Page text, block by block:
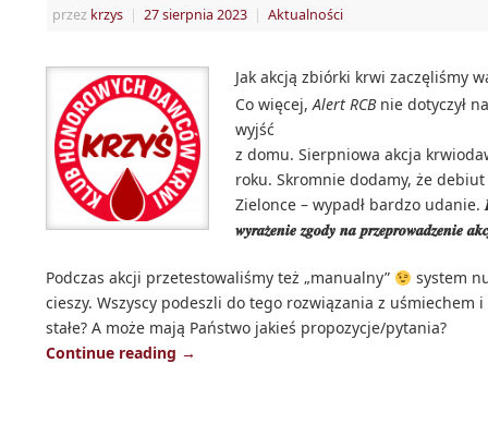
przez krzys | 27 sierpnia 2023 | Aktualności
Jak akcją zbiórki krwi zaczęliśmy
Co więcej,Alert RCBnie dotyczył
wyjść
z domu. Sierpniowa akcja
roku. Skromnie dodamy, że
Zielonce – wypadł bardzo udanie.
𝒘𝒚𝒓𝒂𝒛̇𝒆𝒏𝒊𝒆 𝒛𝒈𝒐𝒅𝒚 𝒏𝒂 𝒑𝒓𝒛𝒆𝒑𝒓𝒐𝒘𝒂𝒅𝒛𝒆𝒏𝒊𝒆
Podczas akcji przetestowaliśmy też „manualny”
system
cieszy. Wszyscy podeszli do tego rozwiązania z uśmiechem
stałe? A może mają Państwo jakieś propozycje/pytania?
Continue reading →